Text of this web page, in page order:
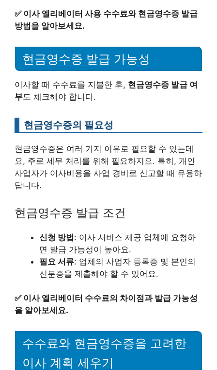
✅ 이사 엘리베이터 사용 수수료와 현금영수증 발급
방법을 알아보세요.
현금영수증 발급 가능성
이사할 때 수수료를 지불한 후, 현금영수증 발급 여
부도 체크해야 합니다.
현금영수증의 필요성
현금영수증은 여러 가지 이유로 필요할 수 있는데
요, 주로 세무 처리를 위해 필요하지요. 특히, 개인
사업자가 이사비용을 사업 경비로 신고할 때 유용하
답니다.
현금영수증 발급 조건
신청 방법: 이사 서비스 제공 업체에 요청하
면 발급 가능성이 높아요.
필요 서류: 업체의 사업자 등록증 및 본인의
신분증을 제출해야 할 수 있어요.
✅ 이사 엘리베이터 수수료의 차이점과 발급 가능성
을 알아보세요.
수수료와 현금영수증을 고려한
이사 계획 세우기